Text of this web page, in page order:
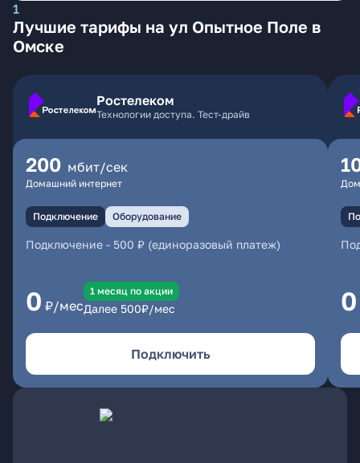
1
Лучшие тарифы на ул Опытное Поле в
Омске
Ростелеком
Технологии доступа. Тест-драйв
200 мбит/сек
Домашний интернет
Подключение Оборудование
Подключение - 500 ₽ (единоразовый платеж)
0 ₽/мес
1 месяц по акции
Далее 500₽/мес
Подключить
0